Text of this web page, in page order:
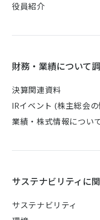
役員紹介
財務・業績について
決算関連資料
IRイベント (株主総会
業績・株式情報につい
サステナビリティに
サステナビリティ